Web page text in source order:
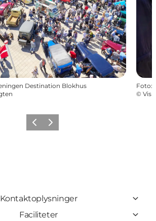
Destination Blokhus
Foto:
©
ForrigeNæste
Kontaktoplysninger
Faciliteter